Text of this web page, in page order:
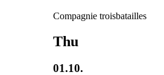
Compagnie troisbatailles
Thu
01.10.